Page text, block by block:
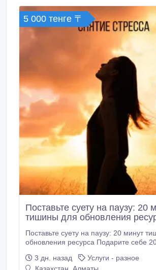
облегчает дыхание при искривлении, правка
копчика — помогает при болях в
5 000 тенге 〒
Поставьте суету на паузу: 20
тишины для обновления
Поставьте суету на паузу: 20 минут
обновления ресурса ‎Подарите себе
нам всем нужна пауза. Практика
3 дн. назад
Услуги - разное